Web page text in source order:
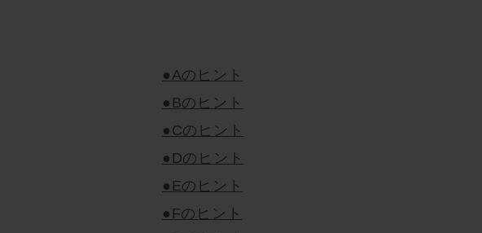
●Aのヒント
●Bのヒント
●Cのヒント
●Dのヒント
●Eのヒント
●Fのヒント